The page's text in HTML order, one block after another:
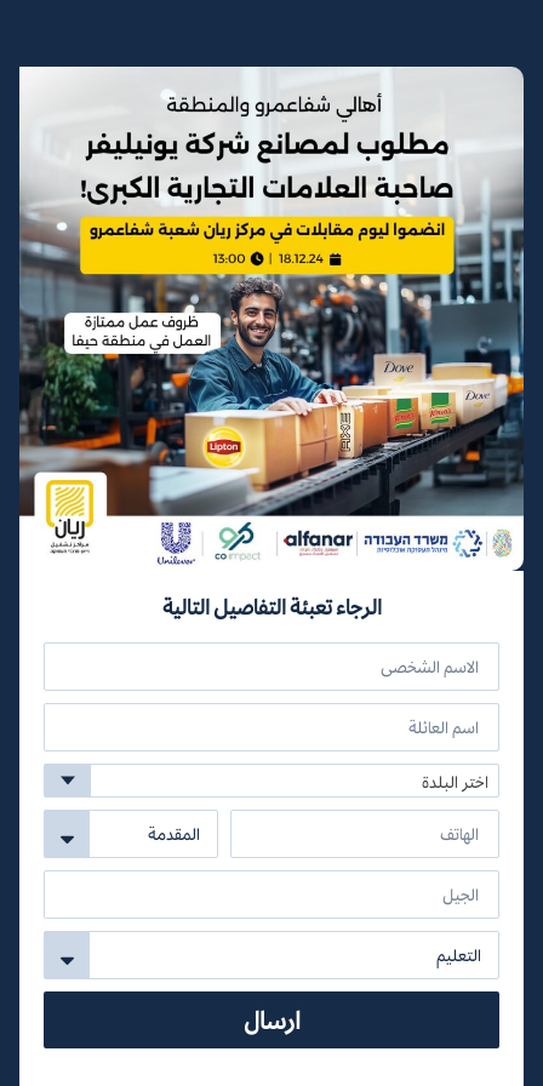
الرجاء تعبئة التفاصيل التالية
اختر البلدة
ارسال